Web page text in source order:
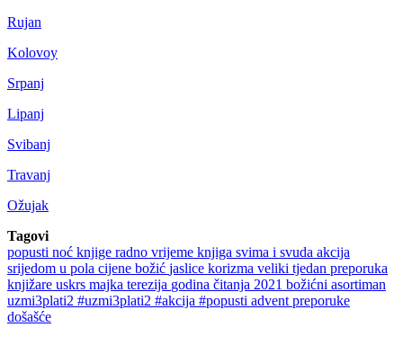
Rujan
Kolovoy
Srpanj
Lipanj
Svibanj
Travanj
Ožujak
Tagovi
popusti noć knjige radno vrijeme knjiga svima i svuda akcija
srijedom u pola cijene božić jaslice korizma veliki tjedan preporuka
knjižare uskrs majka terezija godina čitanja 2021 božićni asortiman
uzmi3plati2 #uzmi3plati2 #akcija #popusti advent preporuke
došašće